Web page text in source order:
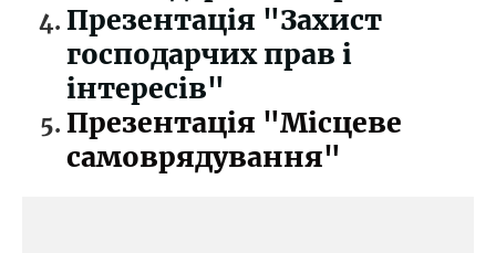
Презентація "Захист
господарчих прав і
інтересів"
Презентація "Місцеве
самоврядування"